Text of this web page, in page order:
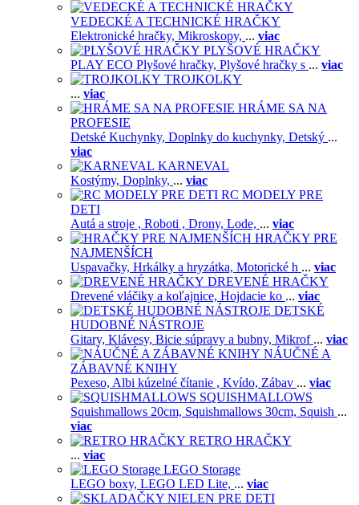
VEDECKÉ A TECHNICKÉ HRAČKY
Elektronické hračky, Mikroskopy, ... viac
PLYŠOVÉ HRAČKY
PLAY ECO Plyšové hračky, Plyšové hračky s ... viac
TROJKOLKY
... viac
HRÁME SA NA
PROFESIE
Detské Kuchynky, Doplnky do kuchynky, Detský ...
viac
KARNEVAL
Kostýmy, Doplnky, ... viac
RC MODELY PRE
DETI
Autá a stroje , Roboti , Drony, Lode, ... viac
HRAČKY PRE
NAJMENŠÍCH
Uspavačky, Hrkálky a hryzátka, Motorické h ... viac
DREVENÉ HRAČKY
Drevené vláčiky a koľajnice, Hojdacie ko ... viac
DETSKÉ
HUDOBNÉ NÁSTROJE
Gitary, Klávesy, Bicie súpravy a bubny, Mikrof ... viac
NÁUČNÉ A
ZÁBAVNÉ KNIHY
Pexeso, Albi kúzelné čítanie , Kvído, Zábav ... viac
SQUISHMALLOWS
Squishmallows 20cm, Squishmallows 30cm, Squish ...
viac
RETRO HRAČKY
... viac
LEGO Storage
LEGO boxy, LEGO LED Lite, ... viac